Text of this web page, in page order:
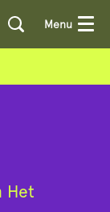
Menu
Het